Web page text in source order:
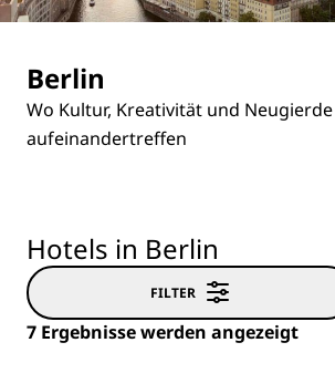
Berlin
Wo Kultur, Kreativität und Neugierde
aufeinandertreffen
Hotels in Berlin
FILTER
7 Ergebnisse werden angezeigt